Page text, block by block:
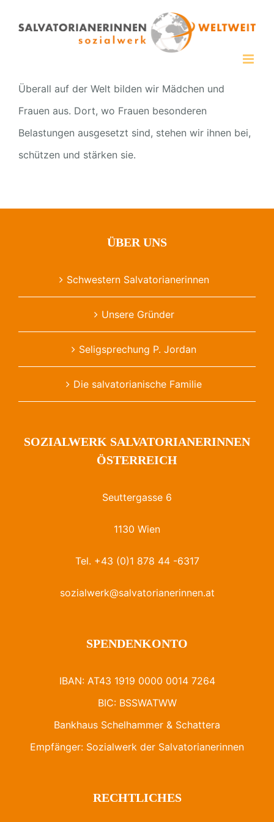
Inhalt
Überall auf der Welt bilden wir Mädchen und
Frauen aus. Dort, wo Frauen besonderen
Belastungen ausgesetzt sind, stehen wir ihnen bei,
schützen und stärken sie.
ÜBER UNS
Schwestern Salvatorianerinnen
Unsere Gründer
Seligsprechung P. Jordan
Die salvatorianische Familie
SOZIALWERK SALVATORIANERINNEN
ÖSTERREICH
Seuttergasse 6
1130 Wien
Tel. +43 (0)1 878 44 -6317
sozialwerk@salvatorianerinnen.at
SPENDENKONTO
IBAN: AT43 1919 0000 0014 7264
BIC: BSSWATWW
Bankhaus Schelhammer & Schattera
Empfänger: Sozialwerk der Salvatorianerinnen
RECHTLICHES